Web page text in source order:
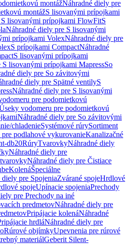
montážNáhradné diely pre
montážS lisovanými prípojkami
lisovanými prípojkami FlowFitS
Náhradné diely pre S lisovanými
prípojkami VolexNáhradné diely pre
S prípojkami CompactNáhradné
S lisovanými prípojkami
S lisovanými prípojkami MapressSo
diely pre So závitovými
diely pre Spätné ventilyS
Náhradné diely pre S lisovanými
pre podomietkovú
vodomeru pre podomietkovú
Náhradné diely pre So závitovými
chladenieSystémové rúrySortiment
podlahové vykurovanieKanalizačné
db20RúryTvarovkyNáhradné diely
Náhradné diely pre
Náhradné diely pre Čistiace
KolenáŠpeciálne
diely pre SpojeniaZvárané spojeHrdlové
spojeUpínacie spojeniaPrechody
pre Prechody na iné
predmetovNáhradné diely pre
Pripájacie kolenáNáhradné
hrdláNáhradné diely pre
Rúrové objímkyUpevnenia pre rúrové
materiálGeberit Silent-